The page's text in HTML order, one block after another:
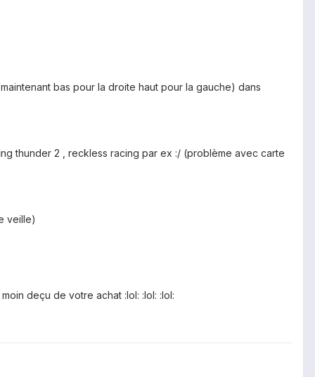
bas pour la droite haut pour la gauche) dans
thunder 2 , reckless racing par ex :/ (problème avec carte
veille)
deçu de votre achat :lol: :lol: :lol: